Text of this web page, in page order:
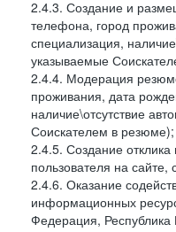
2.4.3. Создание и
телефона, город
специализация,
указываемые
2.4.4. Модерация
проживания, дата
наличие\отсутствие
Соискателем в резюме);
2.4.5. Создание
пользователя на
2.4.6. Оказание
информационных
Федерация, Республика